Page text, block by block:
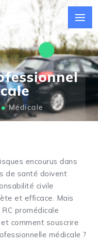
Médicale
encourus dans
de santé doivent
civile
et efficace. Mais
promédicale
comment souscrire
médicale ?